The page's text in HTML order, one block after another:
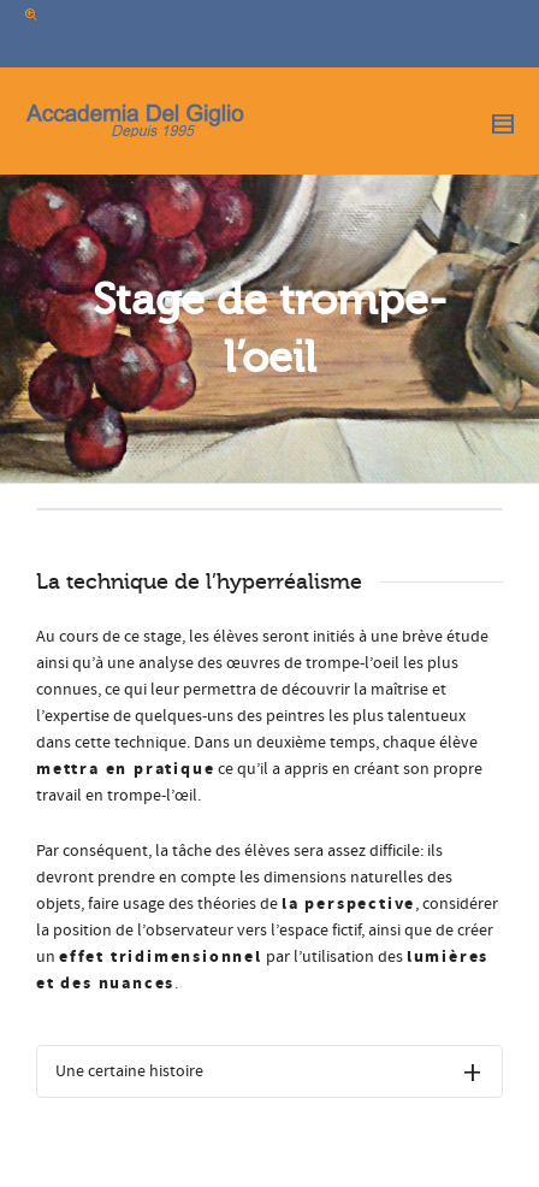
Stage de trompe-
l’oeil
La technique de l’hyperréalisme
Au cours de ce stage, les élèves seront initiés à une brève étude
ainsi qu’à une analyse des œuvres de trompe-l’oeil les plus
connues, ce qui leur permettra de découvrir la maîtrise et
l’expertise de quelques-uns des peintres les plus talentueux
dans cette technique. Dans un deuxième temps, chaque élève
mettra en pratique ce qu’il a appris en créant son propre
travail en trompe-l’œil.
Par conséquent, la tâche des élèves sera assez difficile: ils
devront prendre en compte les dimensions naturelles des
objets, faire usage des théories de la perspective, considérer
la position de l’observateur vers l’espace fictif, ainsi que de créer
un effet tridimensionnel par l’utilisation des lumières
et des nuances.
Une certaine histoire